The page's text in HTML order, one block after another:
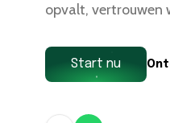
opvalt, vertrouwen
Start nu